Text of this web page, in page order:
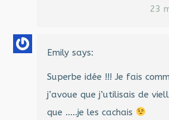
23
Emily says:
Superbe idée !!! Je fais
j’avoue que j’utilisais de
que …..je les cachais